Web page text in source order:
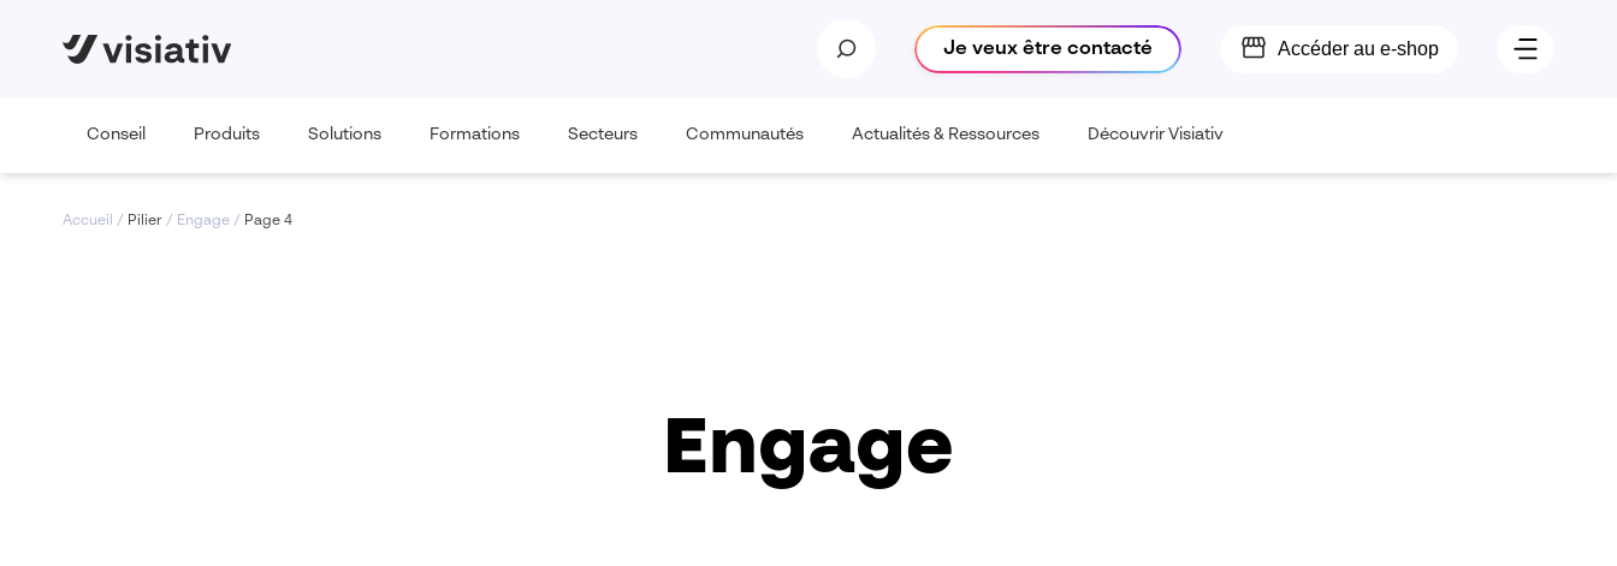
Je veux être contacté Accéder au e-shop
Conseil Produits Solutions Formations Secteurs Communautés Actualités & Ressources Découvrir Visiativ
Accueil / Pilier / Engage / Page 4
Engage